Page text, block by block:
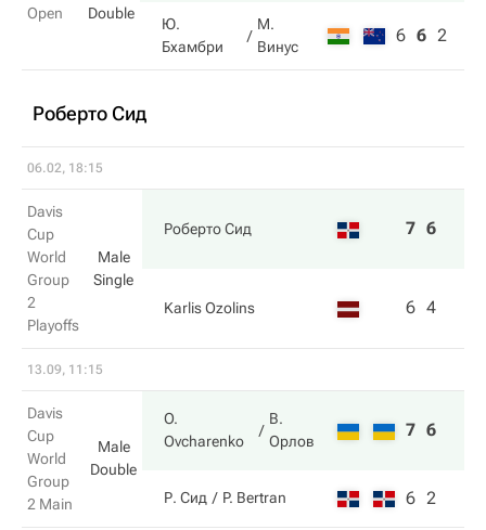
Open
Double
Ю.
Бхамбри
М.
Винус
6 6 2
Роберто Сид
06.02, 18:15
Davis
Cup
World
Group
2
Playoffs
Male
Single
Роберто Сид 7 6
Karlis Ozolins 6 4
13.09, 11:15
Davis
Cup
World
Group
2 Main
Male
Double
O.
Ovcharenko
В.
Орлов
7 6
Р. Сид P. Bertran 6 2